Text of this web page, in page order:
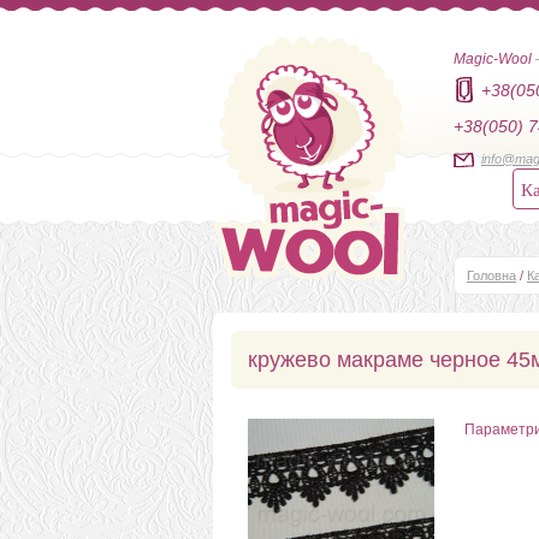
Magic-Wool
+38(050)
Головна /
кружево макраме черное